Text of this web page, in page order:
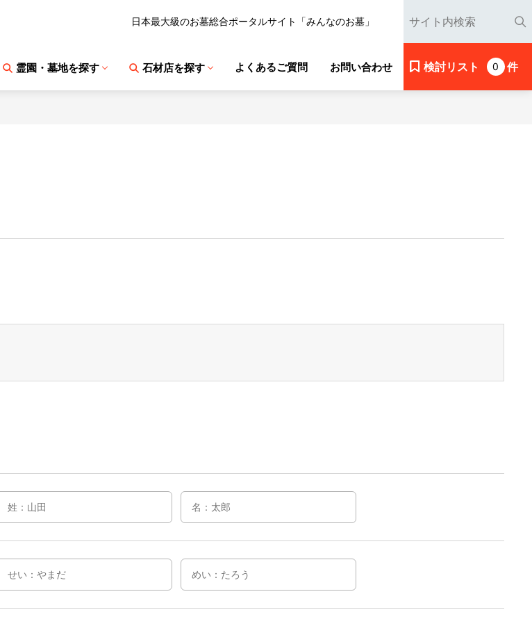
日本最大級のお墓総合ポータルサイト「みんなのお墓」
霊園・墓地を探す 石材店を探す よくあるご質問 お問い合わせ 検討リスト 0 件